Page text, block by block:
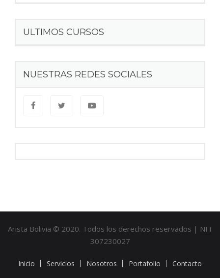
ULTIMOS CURSOS
NUESTRAS REDES SOCIALES
Arista Bolivia © 2020. Todos los derechos reservados | NIT
307230027
Inicio Servicios Nosotros Portafolio Contacto